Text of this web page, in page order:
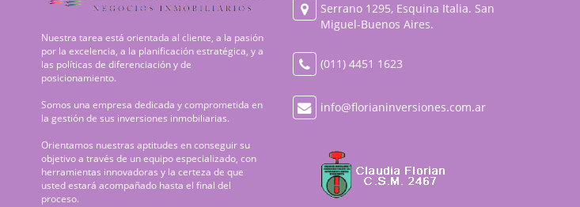
Nuestra tarea está orientada al cliente, a la pasión
por la excelencia, a la planificación estratégica, y a
las políticas de diferenciación y de
posicionamiento.
Somos una empresa dedicada y comprometida en
la gestión de sus inversiones inmobiliarias.
Orientamos nuestras aptitudes en conseguir su
objetivo a través de un equipo especializado, con
herramientas innovadoras y la certeza de que
usted estará acompañado hasta el final del
proceso.
Serrano 1295, Esquina Italia. San
Miguel-Buenos Aires.
(011) 4451 1623
info@florianinversiones.com.ar